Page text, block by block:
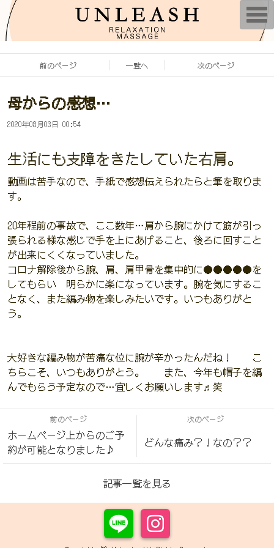
前のページ 一覧へ 次のページ
母からの感想…
2020年08月03日 00:54
生活にも支障をきたしていた右肩。
動画は苦手なので、手紙で感想伝えられたらと筆を取りま
す。
20年程前の事故で、ここ数年…肩から腕にかけて筋が引っ
張られる様な感じで手を上にあげること、後ろに回すこと
が出来にくくなっていました。
コロナ解除後から腕、肩、肩甲骨を集中的に●●●●●を
してもらい 明らかに楽になっています。腕を気にするこ
となく、また編み物を楽しみたいです。いつもありがと
う。
大好きな編み物が苦痛な位に腕が辛かったんだね！ こ
ちらこそ、いつもありがとう。 また、今年も帽子を編
んでもらう予定なので…宜しくお願いします♬笑
前のページ
ホームページ上からのご予
約が可能となりました♪
次のページ
どんな痛み？！なの？？
記事一覧を見る
T
o
g
g
e
a